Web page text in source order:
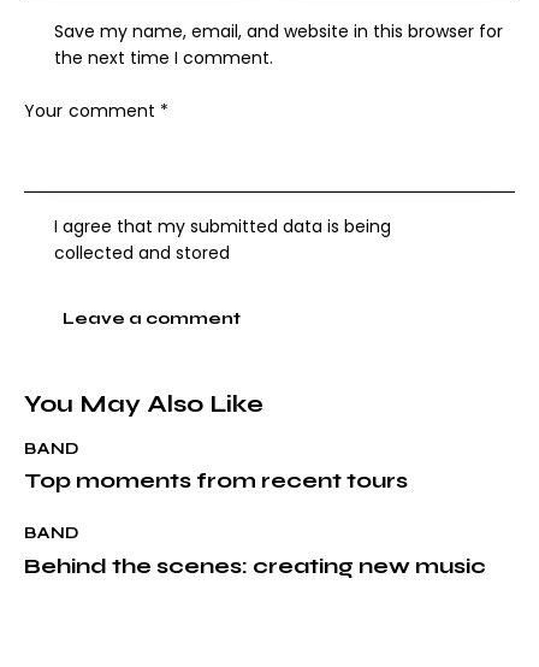
Save my name, email, and website in this browser for
the next time I comment.
I agree that my submitted data is being
collected and stored
l
e
n
a
You May Also Like
BAND
Top moments from recent tours
BAND
Behind the scenes: creating new music